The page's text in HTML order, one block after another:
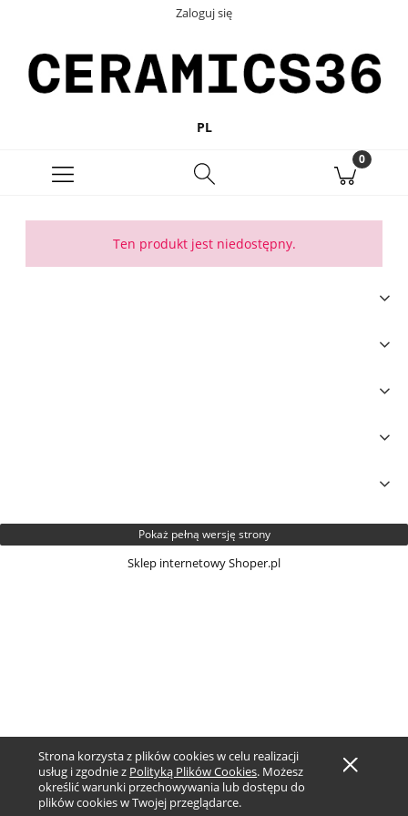
Strona korzysta z plików cookies w celu realizacji
usług i zgodnie z Polityką Plików Cookies. Możesz
określić warunki przechowywania lub dostępu do
plików cookies w Twojej przeglądarce.
Zaloguj się
PL
Ten produkt jest niedostępny.
Pokaż pełną wersję strony
Sklep internetowy Shoper.pl